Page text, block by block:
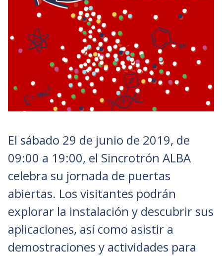
El sábado 29 de junio de 2019, de
09:00 a 19:00, el Sincrotrón ALBA
celebra su jornada de puertas
abiertas. Los visitantes podrán
explorar la instalación y descubrir sus
aplicaciones, así como asistir a
demostraciones y actividades para